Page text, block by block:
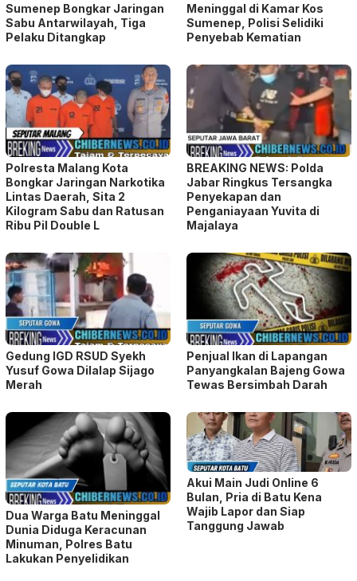
Sumenep Bongkar Jaringan
Sabu Antarwilayah, Tiga
Pelaku Ditangkap
Meninggal di Kamar Kos
Sumenep, Polisi Selidiki
Penyebab Kematian
Polresta Malang Kota
Bongkar Jaringan Narkotika
Lintas Daerah, Sita 2
Kilogram Sabu dan Ratusan
Ribu Pil Double L
BREAKING NEWS: Polda
Jabar Ringkus Tersangka
Penyekapan dan
Penganiayaan Yuvita di
Majalaya
Gedung IGD RSUD Syekh
Yusuf Gowa Dilalap Sijago
Merah
Penjual Ikan di Lapangan
Panyangkalan Bajeng Gowa
Tewas Bersimbah Darah
Dua Warga Batu Meninggal
Dunia Diduga Keracunan
Minuman, Polres Batu
Lakukan Penyelidikan
Akui Main Judi Online 6
Bulan, Pria di Batu Kena
Wajib Lapor dan Siap
Tanggung Jawab